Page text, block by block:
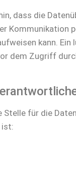
dass die
Kommunikation
kann. Ein
dem Zugriff
Stelle für die
ist: